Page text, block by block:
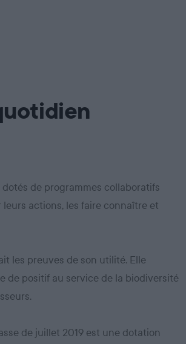
dotés de programmes collaboratifs
actions, les faire connaître et
les preuves de son utilité. Elle
de positif au service de la biodiversité
de juillet 2019 est une dotation